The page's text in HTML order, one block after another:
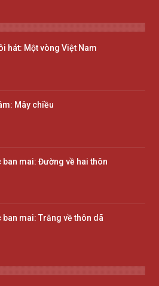
hát: Một vòng Việt Nam
Mây chiều
ban mai: Đường về hai thôn
ban mai: Trăng về thôn dã